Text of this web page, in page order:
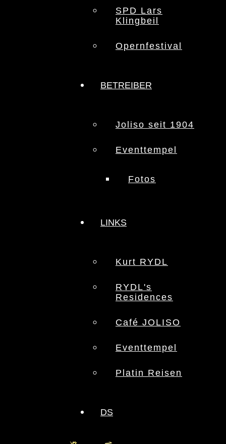
SPD Lars
Klingbeil
Opernfestival
BETREIBER
Joliso seit 1904
Eventtempel
Fotos
LINKS
Kurt RYDL
RYDL's
Residences
Café JOLISO
Eventtempel
Platin Reisen
DS